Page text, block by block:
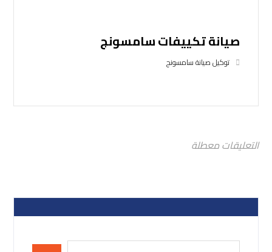
صيانة تكييفات سامسونج
توكيل صيانة سامسونج
التعليقات معطلة